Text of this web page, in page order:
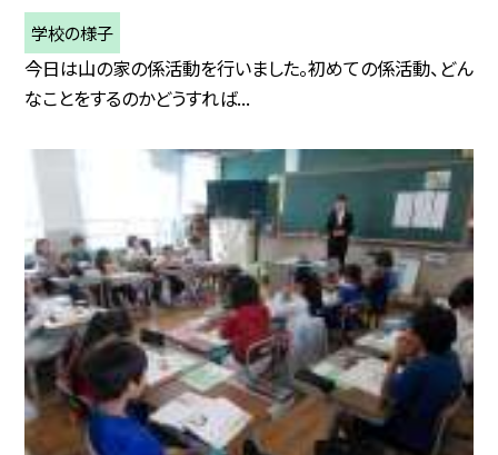
学校の様子
今日は山の家の係活動を行いました。初めての係活動、どん
なことをするのかどうすれば...